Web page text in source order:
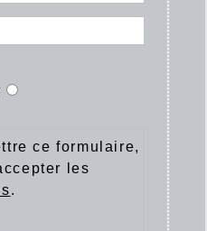
ce formulaire,
les
.